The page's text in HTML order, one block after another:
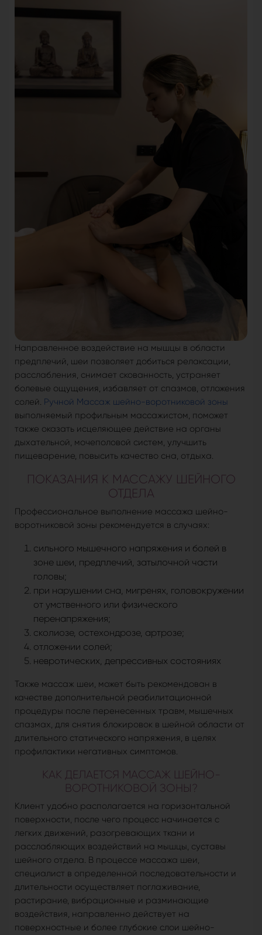
Направленное воздействие на мышцы в области
предплечий, шеи позволяет добиться релаксации,
расслабления, снимает скованность, устраняет
болевые ощущения, избавляет от спазмов, отложения
солей. Ручной Массаж шейно-воротниковой зоны
выполняемый профильным массажистом, поможет
также оказать исцеляющее действие на органы
дыхательной, мочеполовой систем, улучшить
пищеварение, повысить качество сна, отдыха.
ПОКАЗАНИЯ К МАССАЖУ ШЕЙНОГО
ОТДЕЛА
Профессиональное выполнение массажа шейно-
воротниковой зоны рекомендуется в случаях:
сильного мышечного напряжения и болей в
зоне шеи, предплечий, затылочной части
головы;
при нарушении сна, мигренях, головокружении
от умственного или физического
перенапряжения;
сколиозе, остехондрозе, артрозе;
отложении солей;
невротических, депрессивных состояниях
Также массаж шеи, может быть рекомендован в
качестве дополнительной реабилитационной
процедуры после перенесенных травм, мышечных
спазмах, для снятия блокировок в шейной области от
длительного статического напряжения, в целях
профилактики негативных симптомов.
КАК ДЕЛАЕТСЯ МАССАЖ ШЕЙНО-
ВОРОТНИКОВОЙ ЗОНЫ?
Клиент удобно располагается на горизонтальной
поверхности, после чего процесс начинается с
легких движений, разогревающих ткани и
расслабляющих воздействий на мышцы, суставы
шейного отдела. В процессе массажа шеи,
специалист в определенной последовательности и
длительности осуществляет поглаживание,
растирание, вибрационные и разминающие
воздействия, направленно действует на
поверхностные и более глубокие слои шейно-